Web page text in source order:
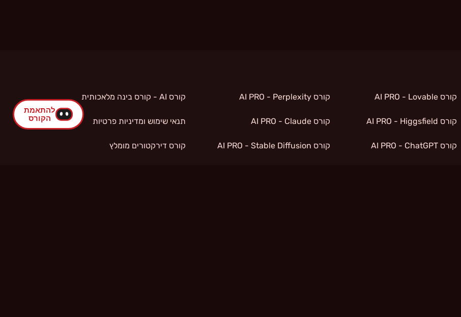
קורס AI PRO - Lovable
קורס AI PRO - Higgsfield
קורס AI PRO - ChatGPT
קורס AI PRO - Perplexity
קורס AI PRO - Claude
קורס AI PRO - Stable Diffusion
קורס AI - קורס בינה מלאכותית
תנאי שימוש ומדיניות פרטיות
קורס דירקטורים מומלץ